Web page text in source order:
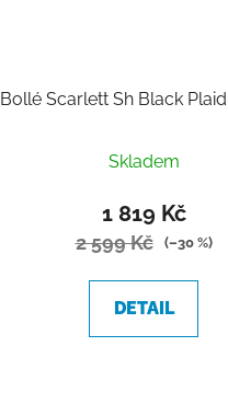
Bollé Scarlett Sh Black
Skladem
1 819 Kč
2 599 Kč (–30 %)
DETAIL